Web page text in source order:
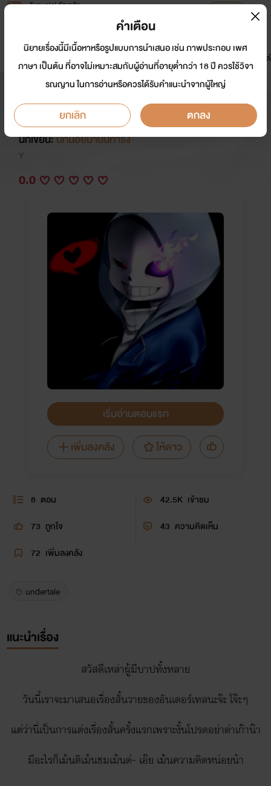
Tunwalai ธัญวลัย
หน้าแรก นิยาย อีบุ๊ก การ์ตูน
มาใหม่
ดรีมแชท ธัญลิสต์
undertale fanfiction yaoi one-
นักเขียน:นกน้อยมาบินทำรัง
Y
0.0
เริ่มอ่านตอนแรก
เพิ่มลงคลัง
ให้ดาว
8 ตอน 42.5K เข้าชม
73 ถูกใจ 43 ความคิดเห็น
72 เพิ่มลงคลัง
undertale
แนะนำเรื่อง
สวัสดีเหล่าผู้มีบาปทั้งหลาย
วันนี้เราจะมาเสนอเรื่องสั้นวายของอันเดอร์เทลนะจ๊ะ โจ๊ะๆ
แต่ว่านี่เป็นการแต่งเรื่องสั้นครั้งแรกเพราะงั้นโปรดอย่าด่าเก๊าน๊า
มีอะไรก็เม้นติเม้นชมเม้นด่- เอ๊ย เม้นความคิดหน่อยน้า
คำเตือน
นิยายเรื่องนี้มีเนื้อหาหรือรูปแบบการนำเสนอ เช่น ภาพประกอบ เพศ
ภาษา เป็นต้น ที่อาจไม่เหมาะสมกับผู้อ่านที่อายุต่ำกว่า 18 ปี ควรใช้วิจา
รณญาน ในการอ่านหรือควรได้รับคำแนะนำจากผู้ใหญ่
ยกเลิก ตกลง